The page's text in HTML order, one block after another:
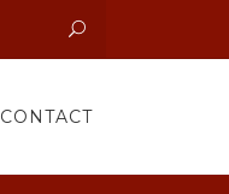
CONTACT